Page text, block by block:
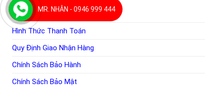
Hướng Dẫn Mua Hàng
Hình Thức Thanh Toán
Quy Định Giao Nhận Hàng
Chính Sách Bảo Hành
Chính Sách Bảo Mật
MR. NHÂN - 0946 999 444